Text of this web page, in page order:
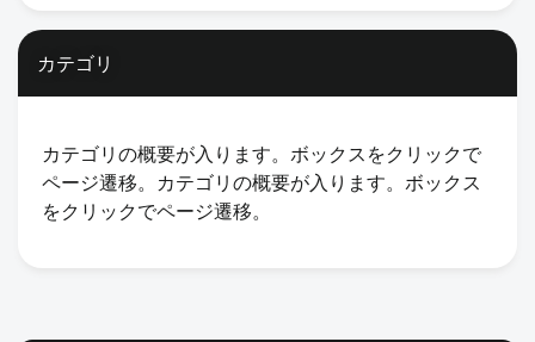
カテゴリ
カテゴリの概要が入ります。ボックスをクリックで
ページ遷移。カテゴリの概要が入ります。ボックス
をクリックでページ遷移。